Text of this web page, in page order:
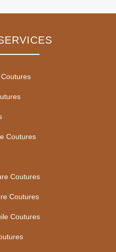
Coutures
Coutures
Coutures
Coutures